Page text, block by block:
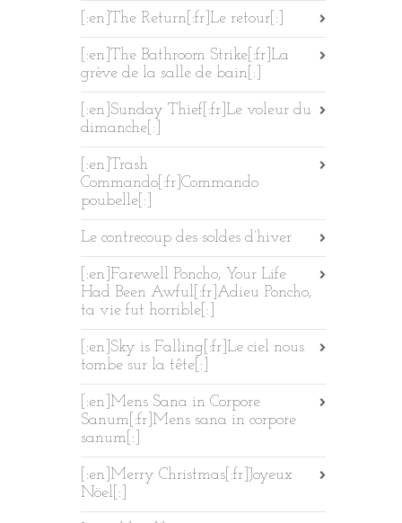
[:en]The Return[:fr]Le retour[:]
[:en]The Bathroom Strike[:fr]La
grève de la salle de bain[:]
[:en]Sunday Thief[:fr]Le voleur du
dimanche[:]
[:en]Trash
Commando[:fr]Commando
poubelle[:]
Le contrecoup des soldes d’hiver
[:en]Farewell Poncho, Your Life
Had Been Awful[:fr]Adieu Poncho,
ta vie fut horrible[:]
[:en]Sky is Falling[:fr]Le ciel nous
tombe sur la tête[:]
[:en]Mens Sana in Corpore
Sanum[:fr]Mens sana in corpore
sanum[:]
[:en]Merry Christmas[:fr]Joyeux
Nöel[:]